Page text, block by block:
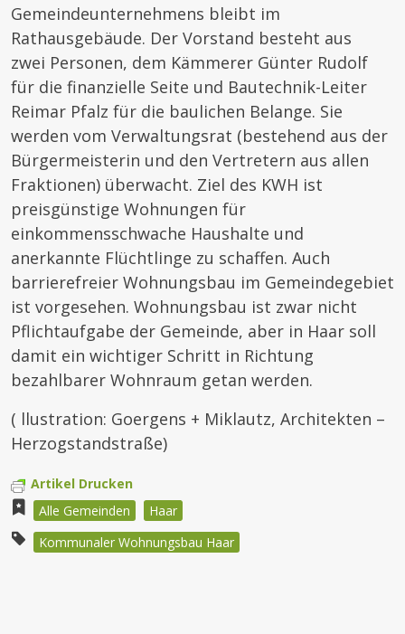
Gemeindeunternehmens bleibt im
Rathausgebäude. Der Vorstand besteht aus
zwei Personen, dem Kämmerer Günter Rudolf
für die finanzielle Seite und Bautechnik-Leiter
Reimar Pfalz für die baulichen Belange. Sie
werden vom Verwaltungsrat (bestehend aus der
Bürgermeisterin und den Vertretern aus allen
Fraktionen) überwacht. Ziel des KWH ist
preisgünstige Wohnungen für
einkommensschwache Haushalte und
anerkannte Flüchtlinge zu schaffen. Auch
barrierefreier Wohnungsbau im Gemeindegebiet
ist vorgesehen. Wohnungsbau ist zwar nicht
Pflichtaufgabe der Gemeinde, aber in Haar soll
damit ein wichtiger Schritt in Richtung
bezahlbarer Wohnraum getan werden.
( llustration: Goergens + Miklautz, Architekten –
Herzogstandstraße)
Artikel Drucken
Alle Gemeinden
Haar
Kommunaler Wohnungsbau Haar